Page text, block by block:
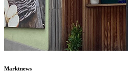
Marktnews